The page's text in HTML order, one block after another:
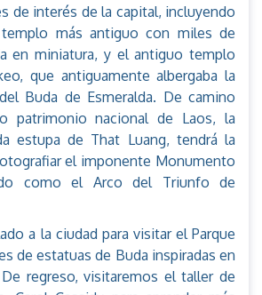
de interés de la capital, incluyendo
más antiguo con miles de
en miniatura, y el antiguo templo
que antiguamente albergaba la
Buda de Esmeralda. De camino
patrimonio nacional de Laos, la
estupa de That Luang, tendrá la
el imponente Monumento
como el Arco del Triunfo de
a la ciudad para visitar el Parque
de estatuas de Buda inspiradas en
regreso, visitaremos el taller de